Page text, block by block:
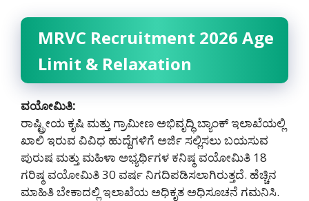
MRVC Recruitment 2026 Age
Limit & Relaxation
ವಯೋಮಿತಿ:
ರಾಷ್ಟ್ರೀಯ ಕೃಷಿ ಮತ್ತು ಗ್ರಾಮೀಣ ಅಭಿವೃದ್ಧಿ ಬ್ಯಾಂಕ್ ಇಲಾಖೆಯಲ್ಲಿ
ಖಾಲಿ ಇರುವ ವಿವಿಧ ಹುದ್ದೆಗಳಿಗೆ ಅರ್ಜಿ ಸಲ್ಲಿಸಲು ಬಯಸುವ
ಪುರುಷ ಮತ್ತು ಮಹಿಳಾ ಅಭ್ಯರ್ಥಿಗಳ ಕನಿಷ್ಠ ವಯೋಮಿತಿ 18
ಗರಿಷ್ಠ ವಯೋಮಿತಿ 30 ವರ್ಷ ನಿಗದಿಪಡಿಸಲಾಗಿರುತ್ತದೆ. ಹೆಚ್ಚಿನ
ಮಾಹಿತಿ ಬೇಕಾದಲ್ಲಿ ಇಲಾಖೆಯ ಅಧಿಕೃತ ಅಧಿಸೂಚನೆ ಗಮನಿಸಿ.